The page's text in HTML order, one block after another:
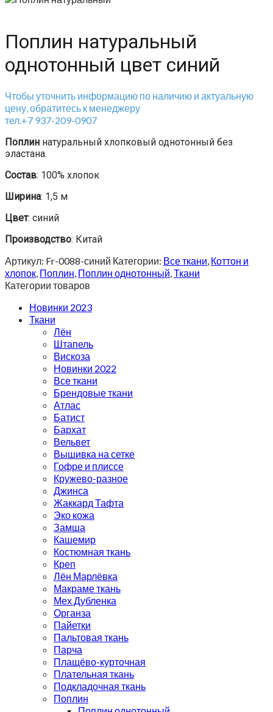
Поплин натуральный
однотонный цвет синий
Чтобы уточнить информацию по наличию и актуальную
цену, обратитесь к менеджеру
тел.+7 937-209-0907
Поплин натуральный хлопковый однотонный без
эластана.
Состав: 100% хлопок
Ширина: 1,5 м
Цвет: синий
Производство: Китай
Артикул: Fr-0088-синий Категории: Все ткани, Коттон и
хлопок, Поплин, Поплин однотонный,Ткани
Категории товаров
Новинки 2023
Ткани
Лён
Штапель
Вискоза
Новинки 2022
Все ткани
Брендовые ткани
Атлас
Батист
Бархат
Вельвет
Вышивка на сетке
Гофре и плиссе
Кружево-разное
Джинса
Жаккард Тафта
Эко кожа
Замша
Кашемир
Костюмная ткань
Креп
Лён Марлёвка
Макраме ткань
Мех Дубленка
Органза
Пайетки
Пальтовая ткань
Парча
Плащёво-курточная
Плательная ткань
Подкладочная ткань
Поплин